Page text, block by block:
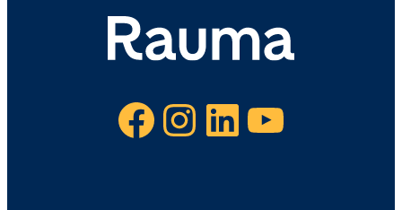
Facebook Instagram LinkedIn YouTube